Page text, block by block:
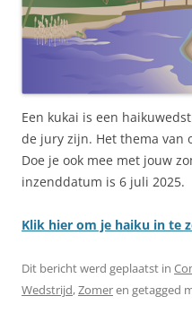
Een kukai is een
de jury zijn. Het thema van
Doe je ook mee met jouw
inzenddatum is 6 juli 2025.
Klik hier om je haiku in te
Dit bericht werd geplaatst in
Wedstrijd,Zomeren getagged